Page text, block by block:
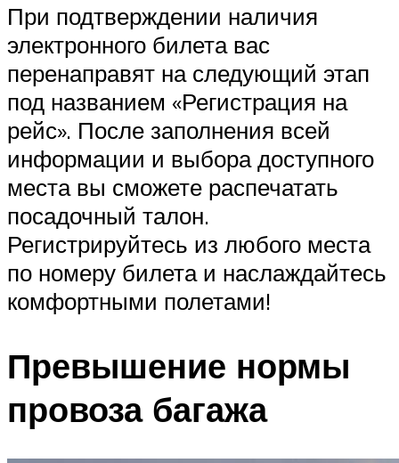
При подтверждении наличия
электронного билета вас
перенаправят на следующий этап
под названием «Регистрация на
рейс». После заполнения всей
информации и выбора доступного
места вы сможете распечатать
посадочный талон.
Регистрируйтесь из любого места
по номеру билета и наслаждайтесь
комфортными полетами!
Превышение нормы
провоза багажа